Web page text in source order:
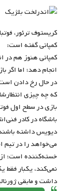
کریستوف ترئور،
کمپانی گفته است:
کمپانی هنوز هم در
انجام دهد؛ اما اگر
در حال رخ دادن است
که چه چیزی
بازی در سطح اول
باشگاه در کادر
دیویس داشته
می‌خواهد را در تیم
خسته‌کننده است؛
نمی‌کند، یکبار
داشت و مابقی